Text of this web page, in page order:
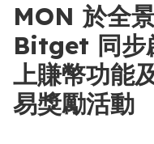
MON 於全
Bitget 同步
上賺幣功能
易獎勵活動